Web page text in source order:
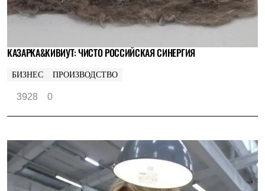
КАЗАРКА&КИВИУТ: ЧИСТО РОССИЙСКАЯ СИНЕРГИЯ
БИЗНЕС ПРОИЗВОДСТВО
3928 0